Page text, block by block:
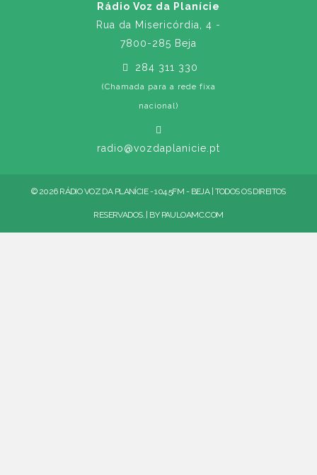
Rádio Voz da Planície
Rua da Misericórdia, 4 -
7800-285 Beja
284 311 330
(Chamada para a rede fixa
nacional)
radio@vozdaplanicie.pt
© 2026 RÁDIO VOZ DA PLANÍCIE - 104.5FM - BEJA | TODOS OS DIREITOS
RESERVADOS. | BY PAULOAMC.COM